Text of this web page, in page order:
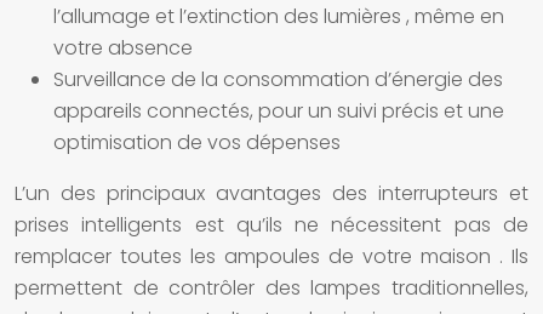
l’allumage et l’extinction des lumières , même en
votre absence
Surveillance de la consommation d’énergie des
appareils connectés, pour un suivi précis et une
optimisation de vos dépenses
L’un des principaux avantages des interrupteurs et
prises intelligents est qu’ils ne nécessitent pas de
remplacer toutes les ampoules de votre maison . Ils
permettent de contrôler des lampes traditionnelles,